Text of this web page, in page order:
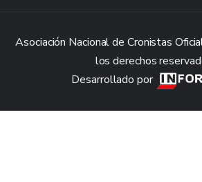
Asociación Nacional de Cronistas
los derechos
Desarrollado por